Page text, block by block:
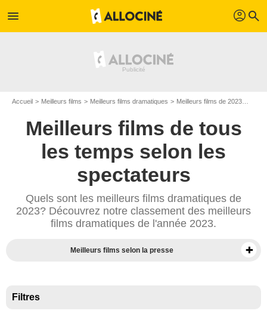
menu profil search
Accueil Meilleurs films Meilleurs films dramatiques Meilleurs films de 2023
Meilleurs films de tous
les temps selon les
spectateurs
Quels sont les meilleurs films dramatiques de
2023? Découvrez notre classement des meilleurs
films dramatiques de l'année 2023.
Meilleurs films selon la presse
Filtres